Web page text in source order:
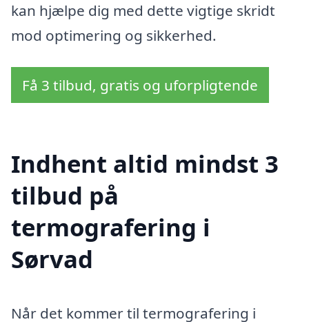
kan hjælpe dig med dette vigtige skridt
mod optimering og sikkerhed.
Få 3 tilbud, gratis og uforpligtende
Indhent altid mindst 3
tilbud på
termografering i
Sørvad
Når det kommer til termografering i